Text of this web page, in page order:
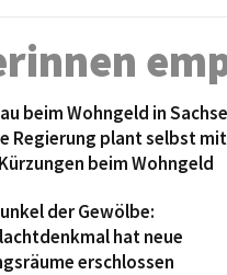
beim Wohngeld in
Regierung plant selbst mit
beim Wohngeld
der Gewölbe:
hat neue
erschlossen